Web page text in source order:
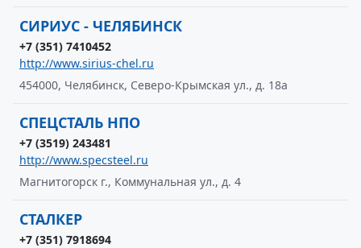
СИРИУС - ЧЕЛЯБИНСК
+7 (351) 7410452
http://www.sirius-chel.ru
454000, Челябинск, Северо-Крымская ул., д. 18а
СПЕЦСТАЛЬ НПО
+7 (3519) 243481
http://www.specsteel.ru
Магнитогорск г., Коммунальная ул., д. 4
СТАЛКЕР
+7 (351) 7918694